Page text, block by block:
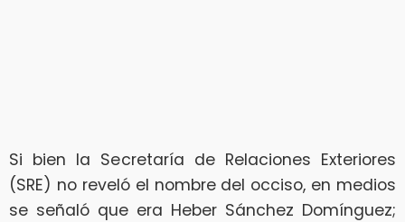
Si bien la Secretaría de Relaciones Exteriores
(SRE) no reveló el nombre del occiso, en medios
se señaló que era Heber Sánchez Domínguez;